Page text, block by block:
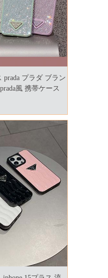
prada プラダ ブラン
風 携帯ケース